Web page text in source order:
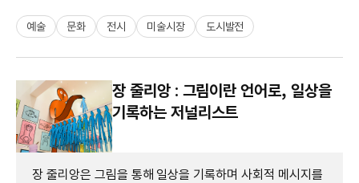
예술 문화 전시 미술시장 도시발전
장 줄리앙 : 그림이란 언어로, 일상을
기록하는 저널리스트
장 줄리앙은 그림을 통해 일상을 기록하며 사회적 메시지를